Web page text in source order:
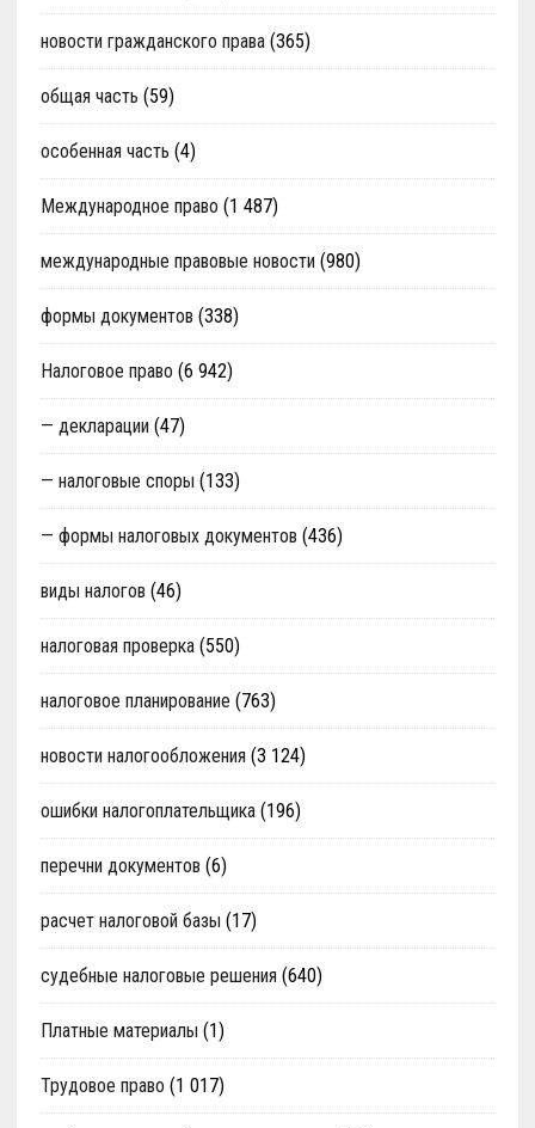
новости гражданского права(365)
общая часть (59)
особенная часть (4)
Международное право (1 487)
международные правовые новости (980)
формы документов (338)
Налоговое право (6 942)
— декларации (47)
— налоговые споры (133)
— формы налоговых документов (436)
виды налогов (46)
налоговая проверка(550)
налоговое планирование (763)
новости налогообложения (3 124)
ошибки налогоплательщика(196)
перечни документов (6)
расчет налоговой базы (17)
судебные налоговые решения (640)
Платные материалы (1)
Трудовое право (1 017)